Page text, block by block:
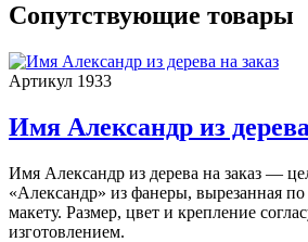
Сопутствующие товары
Артикул 1933
Имя Александр из
Имя Александр из дерева на заказ —
«Александр» из фанеры, вырезанная
макету. Размер, цвет и крепление
изготовлением.